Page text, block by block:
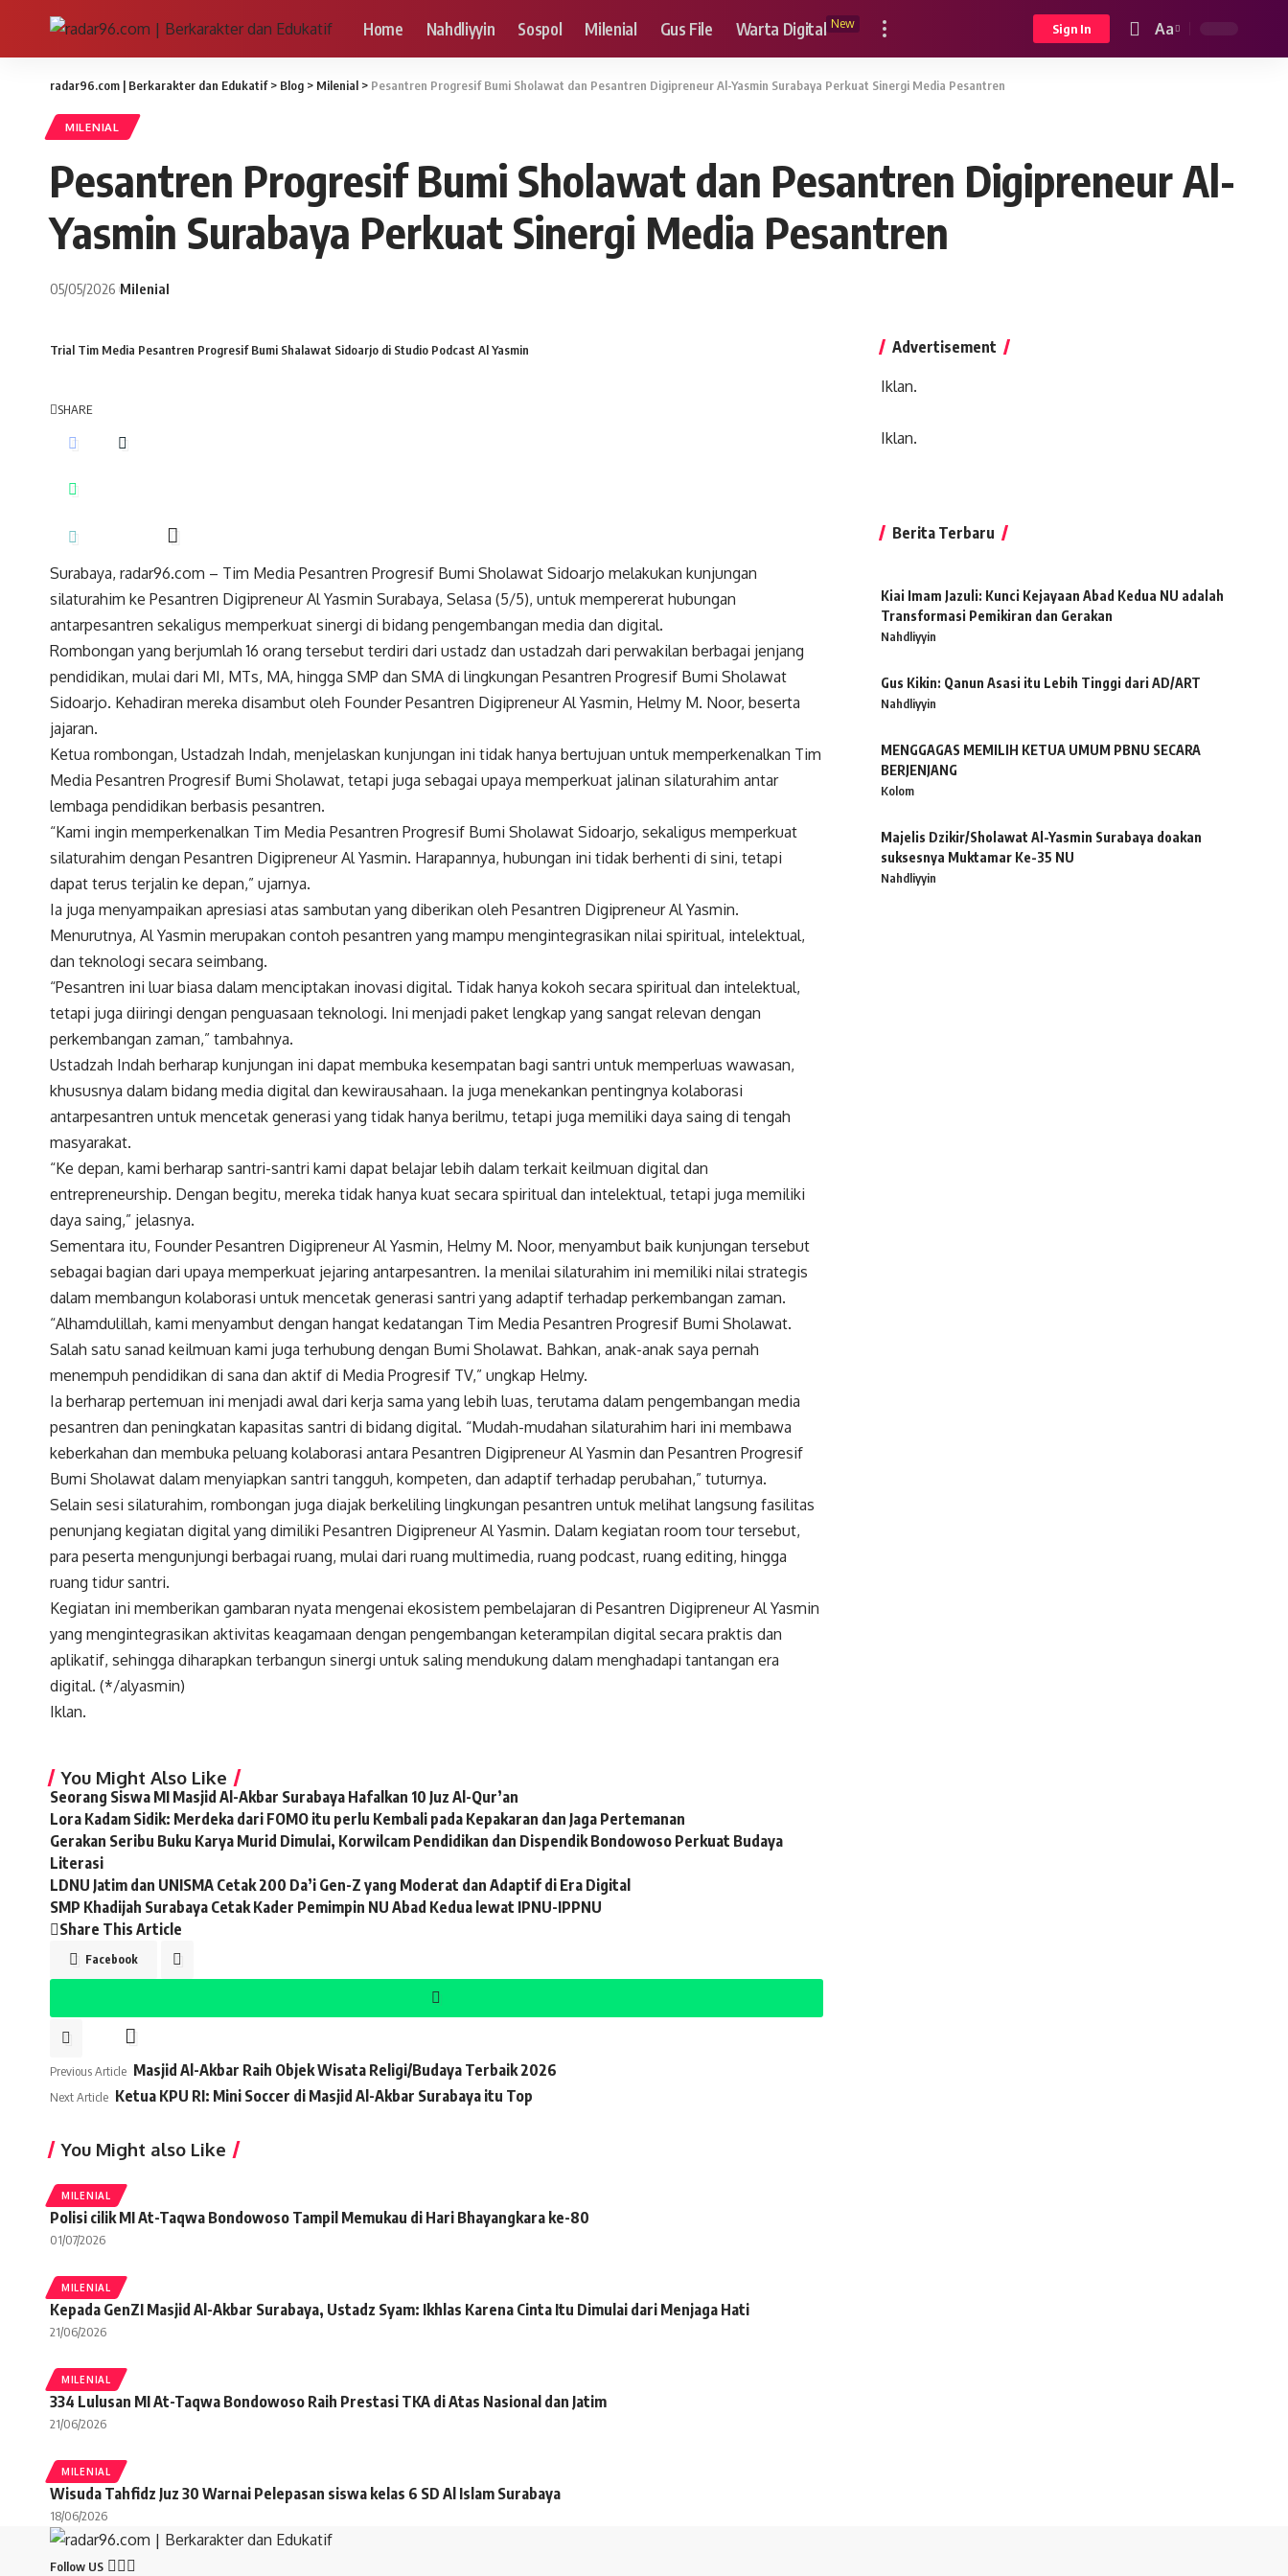
Home Nahdliyyin Sospol Milenial Gus File Warta Digital New Sign In
Font
Aa
radar96.com | Berkarakter dan Edukatif> Blog > Milenial > Pesantren Progresif Bumi Sholawat dan Pesantren Digipreneur Al-Yasmin Surabaya Perkuat Sinergi Media Pesantren
MILENIAL
Pesantren Progresif Bumi Sholawat dan Pesantren Digipreneur Al-
Yasmin Surabaya Perkuat Sinergi Media Pesantren
05/05/2026 Milenial
Trial Tim Media Pesantren Progresif Bumi Shalawat Sidoarjo di Studio Podcast Al Yasmin
SHARE
Surabaya, radar96.com – Tim Media Pesantren Progresif Bumi Sholawat Sidoarjo melakukan kunjungan
silaturahim ke Pesantren Digipreneur Al Yasmin Surabaya, Selasa (5/5), untuk mempererat hubungan
antarpesantren sekaligus memperkuat sinergi di bidang pengembangan media dan digital.
Rombongan yang berjumlah 16 orang tersebut terdiri dari ustadz dan ustadzah dari perwakilan berbagai jenjang
pendidikan, mulai dari MI, MTs, MA, hingga SMP dan SMA di lingkungan Pesantren Progresif Bumi Sholawat
Sidoarjo. Kehadiran mereka disambut oleh Founder Pesantren Digipreneur Al Yasmin, Helmy M. Noor, beserta
jajaran.
Ketua rombongan, Ustadzah Indah, menjelaskan kunjungan ini tidak hanya bertujuan untuk memperkenalkan Tim
Media Pesantren Progresif Bumi Sholawat, tetapi juga sebagai upaya memperkuat jalinan silaturahim antar
lembaga pendidikan berbasis pesantren.
“Kami ingin memperkenalkan Tim Media Pesantren Progresif Bumi Sholawat Sidoarjo, sekaligus memperkuat
silaturahim dengan Pesantren Digipreneur Al Yasmin. Harapannya, hubungan ini tidak berhenti di sini, tetapi
dapat terus terjalin ke depan,” ujarnya.
Ia juga menyampaikan apresiasi atas sambutan yang diberikan oleh Pesantren Digipreneur Al Yasmin.
Menurutnya, Al Yasmin merupakan contoh pesantren yang mampu mengintegrasikan nilai spiritual, intelektual,
dan teknologi secara seimbang.
“Pesantren ini luar biasa dalam menciptakan inovasi digital. Tidak hanya kokoh secara spiritual dan intelektual,
tetapi juga diiringi dengan penguasaan teknologi. Ini menjadi paket lengkap yang sangat relevan dengan
perkembangan zaman,” tambahnya.
Ustadzah Indah berharap kunjungan ini dapat membuka kesempatan bagi santri untuk memperluas wawasan,
khususnya dalam bidang media digital dan kewirausahaan. Ia juga menekankan pentingnya kolaborasi
antarpesantren untuk mencetak generasi yang tidak hanya berilmu, tetapi juga memiliki daya saing di tengah
masyarakat.
“Ke depan, kami berharap santri-santri kami dapat belajar lebih dalam terkait keilmuan digital dan
entrepreneurship. Dengan begitu, mereka tidak hanya kuat secara spiritual dan intelektual, tetapi juga memiliki
daya saing,” jelasnya.
Sementara itu, Founder Pesantren Digipreneur Al Yasmin, Helmy M. Noor, menyambut baik kunjungan tersebut
sebagai bagian dari upaya memperkuat jejaring antarpesantren. Ia menilai silaturahim ini memiliki nilai strategis
dalam membangun kolaborasi untuk mencetak generasi santri yang adaptif terhadap perkembangan zaman.
“Alhamdulillah, kami menyambut dengan hangat kedatangan Tim Media Pesantren Progresif Bumi Sholawat.
Salah satu sanad keilmuan kami juga terhubung dengan Bumi Sholawat. Bahkan, anak-anak saya pernah
menempuh pendidikan di sana dan aktif di Media Progresif TV,” ungkap Helmy.
Ia berharap pertemuan ini menjadi awal dari kerja sama yang lebih luas, terutama dalam pengembangan media
pesantren dan peningkatan kapasitas santri di bidang digital. “Mudah-mudahan silaturahim hari ini membawa
keberkahan dan membuka peluang kolaborasi antara Pesantren Digipreneur Al Yasmin dan Pesantren Progresif
Bumi Sholawat dalam menyiapkan santri tangguh, kompeten, dan adaptif terhadap perubahan,” tuturnya.
Selain sesi silaturahim, rombongan juga diajak berkeliling lingkungan pesantren untuk melihat langsung fasilitas
penunjang kegiatan digital yang dimiliki Pesantren Digipreneur Al Yasmin. Dalam kegiatan room tour tersebut,
para peserta mengunjungi berbagai ruang, mulai dari ruang multimedia, ruang podcast, ruang editing, hingga
ruang tidur santri.
Kegiatan ini memberikan gambaran nyata mengenai ekosistem pembelajaran di Pesantren Digipreneur Al Yasmin
yang mengintegrasikan aktivitas keagamaan dengan pengembangan keterampilan digital secara praktis dan
aplikatif, sehingga diharapkan terbangun sinergi untuk saling mendukung dalam menghadapi tantangan era
digital. (*/alyasmin)
Iklan.
You Might Also Like
Seorang Siswa MI Masjid Al-Akbar Surabaya Hafalkan 10 Juz Al-Qur’an
Lora Kadam Sidik: Merdeka dari FOMO itu perlu Kembali pada Kepakaran dan Jaga Pertemanan
Gerakan Seribu Buku Karya Murid Dimulai, Korwilcam Pendidikan dan Dispendik Bondowoso Perkuat Budaya
Literasi
LDNU Jatim dan UNISMA Cetak 200 Da’i Gen-Z yang Moderat dan Adaptif di Era Digital
SMP Khadijah Surabaya Cetak Kader Pemimpin NU Abad Kedua lewat IPNU-IPPNU
Share This Article
Facebook
Previous Article Masjid Al-Akbar Raih Objek Wisata Religi/Budaya Terbaik 2026
Next Article Ketua KPU RI: Mini Soccer di Masjid Al-Akbar Surabaya itu Top
Advertisement
Iklan.
Iklan.
Berita Terbaru
Kiai Imam Jazuli: Kunci Kejayaan Abad Kedua NU adalah
Transformasi Pemikiran dan Gerakan
Nahdliyyin
Gus Kikin: Qanun Asasi itu Lebih Tinggi dari AD/ART
Nahdliyyin
MENGGAGAS MEMILIH KETUA UMUM PBNU SECARA
BERJENJANG
Kolom
Majelis Dzikir/Sholawat Al-Yasmin Surabaya doakan
suksesnya Muktamar Ke-35 NU
Nahdliyyin
You Might also Like
MILENIAL
Polisi cilik MI At-Taqwa Bondowoso Tampil Memukau di Hari Bhayangkara ke-80
01/07/2026
MILENIAL
Kepada GenZI Masjid Al-Akbar Surabaya, Ustadz Syam: Ikhlas Karena Cinta Itu Dimulai dari Menjaga Hati
21/06/2026
MILENIAL
334 Lulusan MI At-Taqwa Bondowoso Raih Prestasi TKA di Atas Nasional dan Jatim
21/06/2026
MILENIAL
Wisuda Tahfidz Juz 30 Warnai Pelepasan siswa kelas 6 SD Al Islam Surabaya
18/06/2026
Follow US